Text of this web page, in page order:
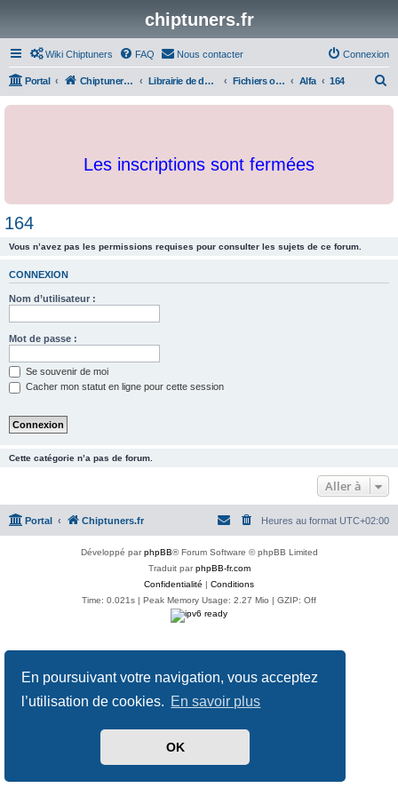
En poursuivant votre navigation, vous acceptez
l’utilisation de cookies. En savoir plus
OK
chiptuners.fr
Wiki Chiptuners FAQ Nous contacter Connexion
Portal Chiptuners.fr Librairie de documents et originaux Fichiers originaux Alfa 164
c
Les inscriptions sont fermées
164
Vous n’avez pas les permissions requises pour consulter les sujets de ce forum.
CONNEXION
Nom d’utilisateur :
Mot de passe :
Se souvenir de moi
Cacher mon statut en ligne pour cette session
Cette catégorie n’a pas de forum.
Aller à
Portal Chiptuners.fr Heures au format UTC+02:00
Développé parphpBB® Forum Software © phpBB Limited
Traduit parphpBB-fr.com
Confidentialité | Conditions
Time: 0.021s | Peak Memory Usage: 2.27 Mio | GZIP: Off